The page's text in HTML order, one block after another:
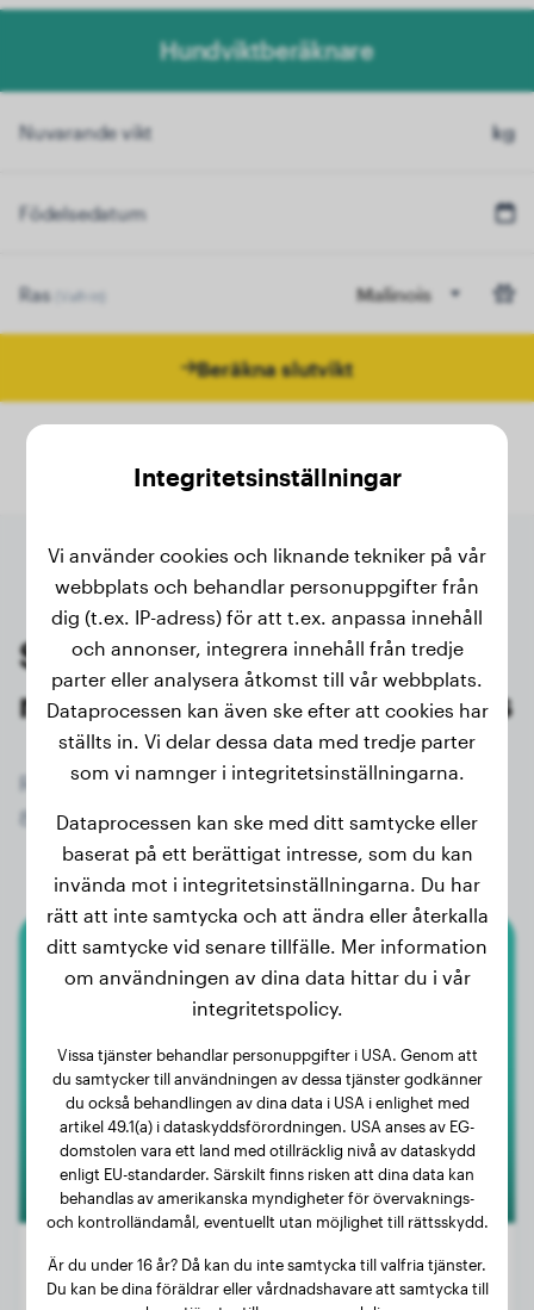
Hundviktberäknare
Nuvarande vikt kg
Födelsedatum
Ras (Valfritt) Malinois
Beräkna slutvikt
Senaste vägningarna av
registrerade ägare av Malinois
Registrera dig nu gratis och få tillgång till alla
831 registrerade hundar av rasen Malinois!
Malinois
1
Integritetsinställningar
Vi använder cookies och liknande tekniker på vår
webbplats och behandlar personuppgifter från
dig (t.ex. IP-adress) för att t.ex. anpassa innehåll
och annonser, integrera innehåll från tredje
parter eller analysera åtkomst till vår webbplats.
Dataprocessen kan även ske efter att cookies har
ställts in. Vi delar dessa data med tredje parter
som vi namnger i integritetsinställningarna.
Dataprocessen kan ske med ditt samtycke eller
baserat på ett berättigat intresse, som du kan
invända mot i integritetsinställningarna. Du har
rätt att inte samtycka och att ändra eller återkalla
ditt samtycke vid senare tillfälle. Mer information
om användningen av dina data hittar du i vår
integritetspolicy.
Vissa tjänster behandlar personuppgifter i USA. Genom att
du samtycker till användningen av dessa tjänster godkänner
du också behandlingen av dina data i USA i enlighet med
artikel 49.1(a) i dataskyddsförordningen. USA anses av EG-
domstolen vara ett land med otillräcklig nivå av dataskydd
enligt EU-standarder. Särskilt finns risken att dina data kan
behandlas av amerikanska myndigheter för övervaknings-
och kontrolländamål, eventuellt utan möjlighet till rättsskydd.
Är du under 16 år? Då kan du inte samtycka till valfria tjänster.
Du kan be dina föräldrar eller vårdnadshavare att samtycka till